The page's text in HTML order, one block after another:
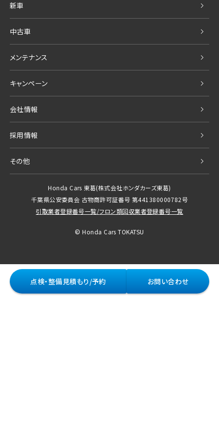
新車
中古車
メンテナンス
キャンペーン
会社情報
採用情報
その他
Honda Cars 東葛(株式会社ホンダカーズ東葛)
千葉県公安委員会 古物商許可証番号 第441380000782号
引取業者登録番号一覧/フロン類回収業者登録番号一覧
© Honda Cars TOKATSU
点検・整備見積もり/予約 お問い合わせ